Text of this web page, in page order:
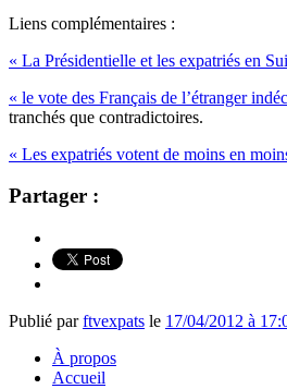
Liens complémentaires :
« La Présidentielle et les expatriés en
« le vote des Français de l’étranger
tranchés que contradictoires.
« Les expatriés votent de moins en
Partager :
Publié parftvexpats le 17/04/2012 à
À propos
Accueil